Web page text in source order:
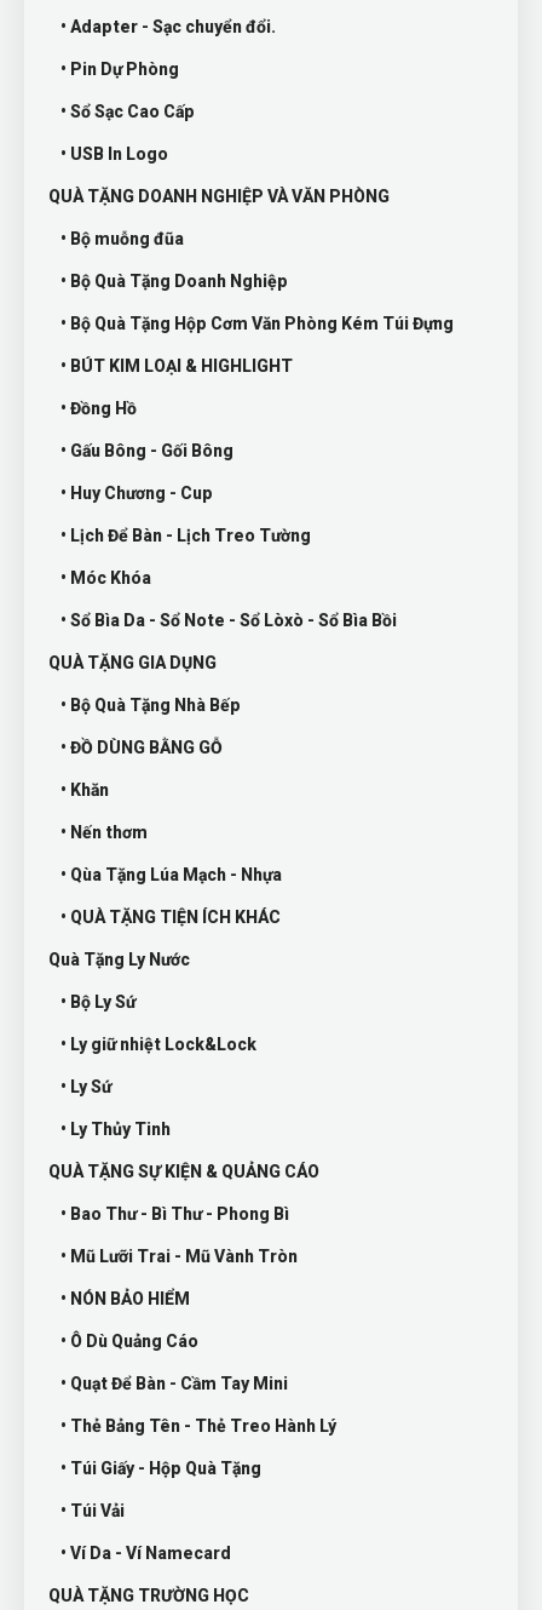
• Adapter - Sạc chuyển đổi.
• Pin Dự Phòng
• Sổ Sạc Cao Cấp
• USB In Logo
QUÀ TẶNG DOANH NGHIỆP VÀ VĂN PHÒNG
• Bộ muỗng đũa
• Bộ Quà Tặng Doanh Nghiệp
• Bộ Quà Tặng Hộp Cơm Văn Phòng Kém Túi Đựng
• BÚT KIM LOẠI & HIGHLIGHT
• Đồng Hồ
• Gấu Bông - Gối Bông
• Huy Chương - Cup
• Lịch Để Bàn - Lịch Treo Tường
• Móc Khóa
• Sổ Bìa Da - Sổ Note - Sổ Lòxò - Sổ Bìa Bồi
QUÀ TẶNG GIA DỤNG
• Bộ Quà Tặng Nhà Bếp
• ĐỒ DÙNG BẰNG GỖ
• Khăn
• Nến thơm
• Qùa Tặng Lúa Mạch - Nhựa
• QUÀ TẶNG TIỆN ÍCH KHÁC
Quà Tặng Ly Nước
• Bộ Ly Sứ
• Ly giữ nhiệt Lock&Lock
• Ly Sứ
• Ly Thủy Tinh
QUÀ TẶNG SỰ KIỆN & QUẢNG CÁO
• Bao Thư - Bì Thư - Phong Bì
• Mũ Lưỡi Trai - Mũ Vành Tròn
• NÓN BẢO HIỂM
• Ô Dù Quảng Cáo
• Quạt Để Bàn - Cầm Tay Mini
• Thẻ Bảng Tên - Thẻ Treo Hành Lý
• Túi Giấy - Hộp Quà Tặng
• Túi Vải
• Ví Da - Ví Namecard
QUÀ TẶNG TRƯỜNG HỌC